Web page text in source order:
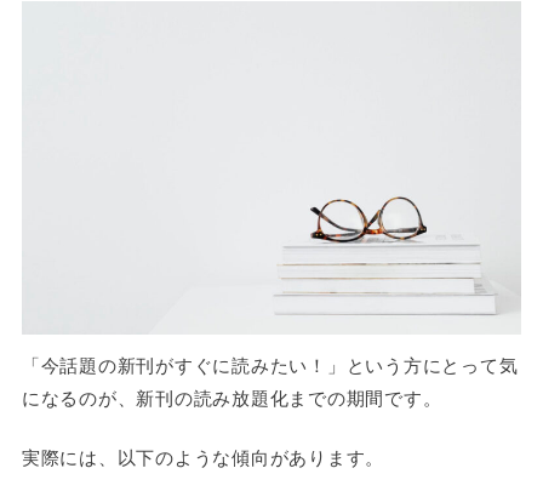
「今話題の新刊がすぐに読みたい！」という方にとって気
になるのが、新刊の読み放題化までの期間です。
実際には、以下のような傾向があります。